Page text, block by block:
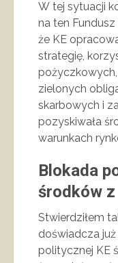
W tej sytuacji
na ten
że KE
strategię,
zielonych
skarbowych i
pozyskiwała
warunkach
Blokada
środków z
Stwierdziłem
doświadcza
politycznej KE